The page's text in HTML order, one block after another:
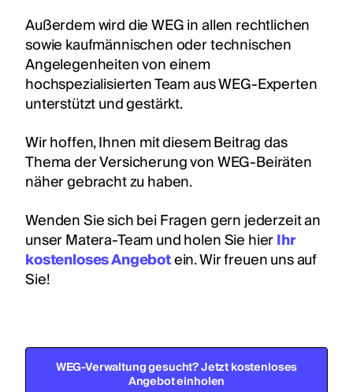
Außerdem wird die WEG in allen rechtlichen
sowie kaufmännischen oder technischen
Angelegenheiten von einem
hochspezialisierten Team aus WEG-Experten
unterstützt und gestärkt.
Wir hoffen, Ihnen mit diesem Beitrag das
Thema der Versicherung von WEG-Beiräten
näher gebracht zu haben.
Wenden Sie sich bei Fragen gern jederzeit an
unser Matera-Team und holen Sie hierIhr
kostenloses Angebotein. Wir freuen uns auf
Sie!
WEG-Verwaltung gesucht? Jetzt kostenloses
Angebot einholen